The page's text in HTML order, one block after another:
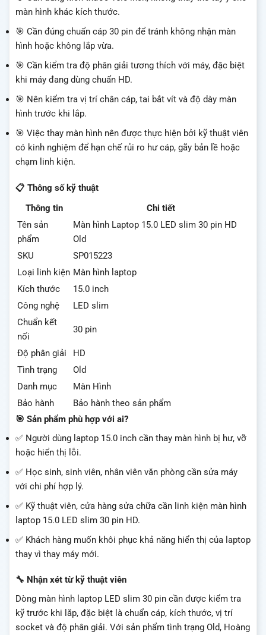
màn hình khác kích thước.
🎯 Cần đúng chuẩn cáp 30 pin để tránh không nhận màn
hình hoặc không lắp vừa.
🎯 Cần kiểm tra độ phân giải tương thích với máy, đặc biệt
khi máy đang dùng chuẩn HD.
🎯 Nên kiểm tra vị trí chân cáp, tai bắt vít và độ dày màn
hình trước khi lắp.
🎯 Việc thay màn hình nên được thực hiện bởi kỹ thuật viên
có kinh nghiệm để hạn chế rủi ro hư cáp, gãy bản lề hoặc
chạm linh kiện.
📋 Thông số kỹ thuật
Thông tin
Chi tiết
Tên sản
phẩm
Màn hình Laptop 15.0 LED slim 30 pin HD
Old
SKU
SP015223
Loại linh kiện Màn hình laptop
Kích thước
15.0 inch
Công nghệ
LED slim
Chuẩn kết
nối
30 pin
Độ phân giải
HD
Tình trạng
Old
Danh mục
Màn Hình
Bảo hành
Bảo hành theo sản phẩm
🎯 Sản phẩm phù hợp với ai?
✅ Người dùng laptop 15.0 inch cần thay màn hình bị hư, vỡ
hoặc hiển thị lỗi.
✅ Học sinh, sinh viên, nhân viên văn phòng cần sửa máy
với chi phí hợp lý.
✅ Kỹ thuật viên, cửa hàng sửa chữa cần linh kiện màn hình
laptop 15.0 LED slim 30 pin HD.
✅ Khách hàng muốn khôi phục khả năng hiển thị của laptop
thay vì thay máy mới.
🔧 Nhận xét từ kỹ thuật viên
Dòng màn hình laptop LED slim 30 pin cần được kiểm tra
kỹ trước khi lắp, đặc biệt là chuẩn cáp, kích thước, vị trí
socket và độ phân giải. Với sản phẩm tình trạng Old, Hoàng